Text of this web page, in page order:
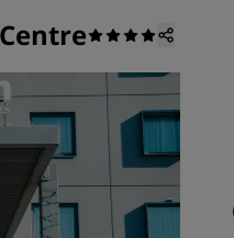
Sie Ihr Hotel
Apartments
und geplante Hotels